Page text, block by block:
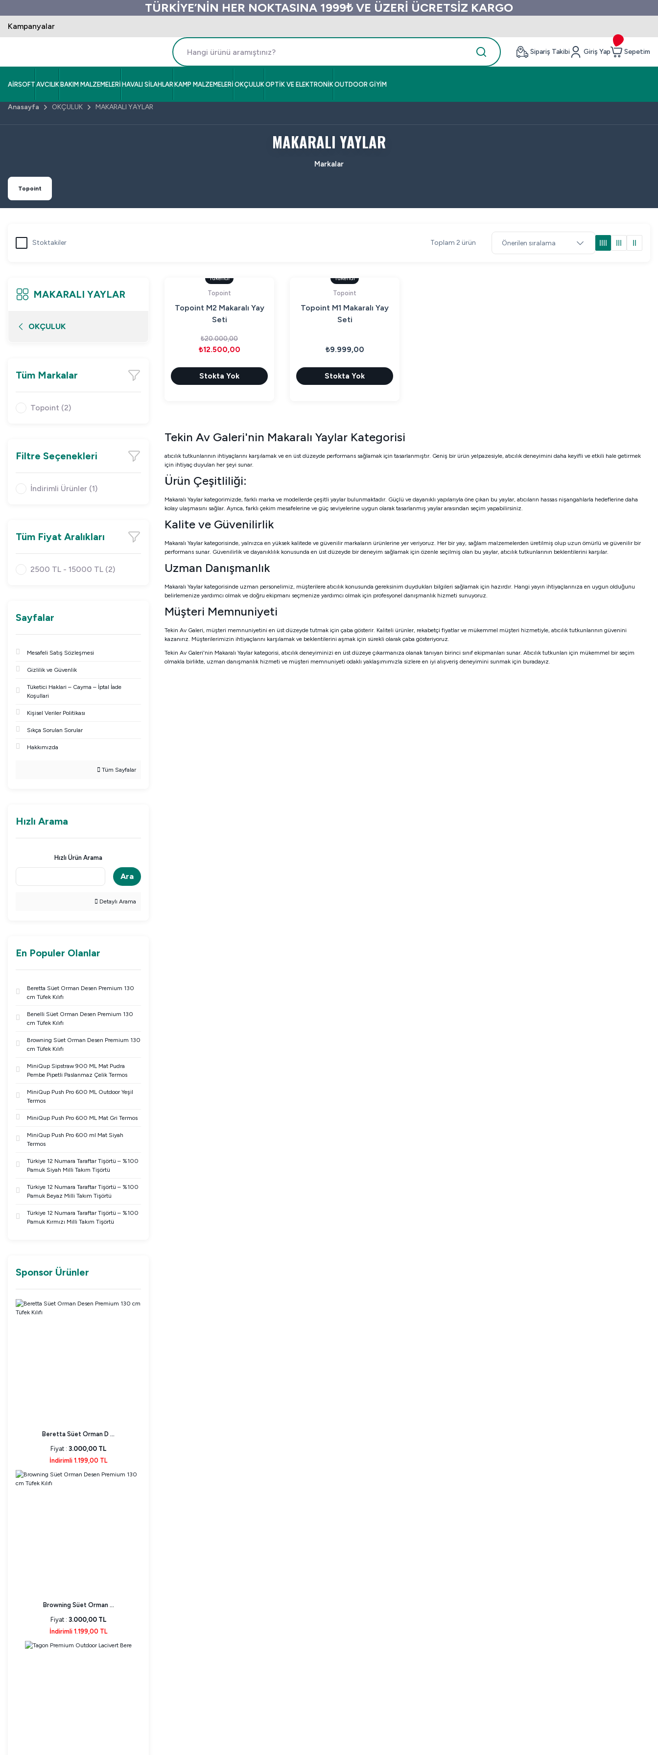
TÜRKİYE’NİN HER NOKTASINA 1999₺ VE ÜZERİ ÜCRETSİZ KARGO
Kampanyalar
Sipariş Takibi Giriş Yap Sepetim
AİRSOFT AVCILIK BAKIM MALZEMELERİ HAVALI SİLAHLAR KAMP MALZEMELERİ OKÇULUK OPTİK VE ELEKTRONİK OUTDOOR GİYİM
Anasayfa OKÇULUK MAKARALI YAYLAR
MAKARALI YAYLAR
Markalar
Topoint
Stoktakiler Toplam 2 ürün
MAKARALI YAYLAR
OKÇULUK
Tüm Markalar
Topoint (2)
Filtre Seçenekleri
İndirimli Ürünler (1)
Tüm Fiyat Aralıkları
2500 TL - 15000 TL (2)
Sayfalar
Mesafeli Satış Sözleşmesi
Gizlilik ve Güvenlik
Tüketici Haklari – Cayma – İptal İade
Koşullari
Kişisel Veriler Politikası
Sıkça Sorulan Sorular
Hakkımızda
Tüm Sayfalar
Hızlı Arama
Hızlı Ürün Arama
Ara
Detaylı Arama
En Populer Olanlar
Beretta Süet Orman Desen Premium 130
cm Tüfek Kılıfı
Benelli Süet Orman Desen Premium 130
cm Tüfek Kılıfı
Browning Süet Orman Desen Premium 130
cm Tüfek Kılıfı
MiniQup Sipstraw 900 ML Mat Pudra
Pembe Pipetli Paslanmaz Çelik Termos
MiniQup Push Pro 600 ML Outdoor Yeşil
Termos
MiniQup Push Pro 600 ML Mat Gri Termos
MiniQup Push Pro 600 ml Mat Siyah
Termos
Türkiye 12 Numara Taraftar Tişörtü – %100
Pamuk Siyah Milli Takım Tişörtü
Türkiye 12 Numara Taraftar Tişörtü – %100
Pamuk Beyaz Milli Takım Tişörtü
Türkiye 12 Numara Taraftar Tişörtü – %100
Pamuk Kırmızı Milli Takım Tişörtü
Sponsor Ürünler
Beretta Süet Orman D ...
Fiyat : 3.000,00 TL
İndirimli 1.199,00 TL
Browning Süet Orman ...
Fiyat : 3.000,00 TL
İndirimli 1.199,00 TL
Tükendi
Topoint
Topoint M2 Makaralı Yay
Seti
₺20.000,00
₺12.500,00
Stokta Yok
Tükendi
Topoint
Topoint M1 Makaralı Yay
Seti
₺9.999,00
Stokta Yok
Tekin Av Galeri'nin Makaralı Yaylar Kategorisi
atıcılık tutkunlarının ihtiyaçlarını karşılamak ve en üst düzeyde performans sağlamak için tasarlanmıştır. Geniş bir ürün yelpazesiyle, atıcılık deneyimini daha keyifli ve etkili hale getirmek
için ihtiyaç duyulan her şeyi sunar.
Ürün Çeşitliliği:
Makaralı Yaylar kategorimizde, farklı marka ve modellerde çeşitli yaylar bulunmaktadır. Güçlü ve dayanıklı yapılarıyla öne çıkan bu yaylar, atıcıların hassas nişangahlarla hedeflerine daha
kolay ulaşmasını sağlar. Ayrıca, farklı çekim mesafelerine ve güç seviyelerine uygun olarak tasarlanmış yaylar arasından seçim yapabilirsiniz.
Kalite ve Güvenilirlik
Makaralı Yaylar kategorisinde, yalnızca en yüksek kalitede ve güvenilir markaların ürünlerine yer veriyoruz. Her bir yay, sağlam malzemelerden üretilmiş olup uzun ömürlü ve güvenilir bir
performans sunar. Güvenilirlik ve dayanıklılık konusunda en üst düzeyde bir deneyim sağlamak için özenle seçilmiş olan bu yaylar, atıcılık tutkunlarının beklentilerini karşılar.
Uzman Danışmanlık
Makaralı Yaylar kategorisinde uzman personelimiz, müşterilere atıcılık konusunda gereksinim duydukları bilgileri sağlamak için hazırdır. Hangi yayın ihtiyaçlarınıza en uygun olduğunu
belirlemenize yardımcı olmak ve doğru ekipmanı seçmenize yardımcı olmak için profesyonel danışmanlık hizmeti sunuyoruz.
Müşteri Memnuniyeti
Tekin Av Galeri, müşteri memnuniyetini en üst düzeyde tutmak için çaba gösterir. Kaliteli ürünler, rekabetçi fiyatlar ve mükemmel müşteri hizmetiyle, atıcılık tutkunlarının güvenini
kazanırız. Müşterilerimizin ihtiyaçlarını karşılamak ve beklentilerini aşmak için sürekli olarak çaba gösteriyoruz.
Tekin Av Galeri'nin Makaralı Yaylar kategorisi, atıcılık deneyiminizi en üst düzeye çıkarmanıza olanak tanıyan birinci sınıf ekipmanları sunar. Atıcılık tutkunları için mükemmel bir seçim
olmakla birlikte, uzman danışmanlık hizmeti ve müşteri memnuniyeti odaklı yaklaşımımızla sizlere en iyi alışveriş deneyimini sunmak için buradayız.